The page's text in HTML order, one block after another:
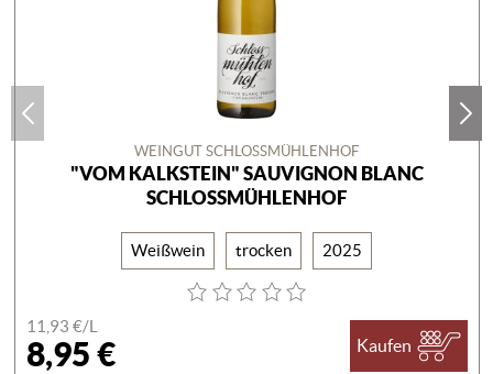
WEINGUT SCHLOSSMÜHLENHOF
"VOM KALKSTEIN" SAUVIGNON BLANC
SCHLOSSMÜHLENHOF
Weißwein trocken 2025
11,93 €/L
8,95 € Kaufen